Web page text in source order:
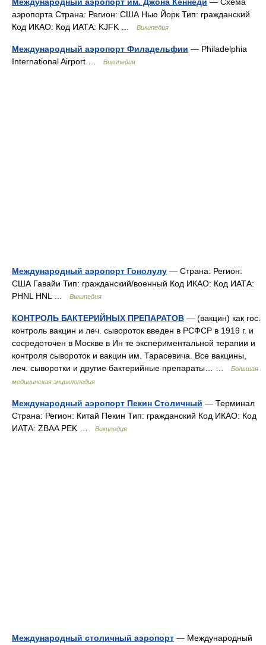
аэропорта Страна: Регион: США Нью Йорк Тип: гражданский
Код ИКАО: Код ИАТА: KJFK …
Википедия
Международный аэропорт Филадельфии — Philadelphia
International Airport …
Википедия
Международный аэропорт Гонолулу — Страна: Регион:
США Гавайи Тип: гражданский/военный Код ИКАО: Код ИАТА:
PHNL HNL …
Википедия
КОНТРОЛЬ БАКТЕРИЙНЫХ ПРЕПАРАТОВ — (вакцин) как гос.
контроль вакцин и леч. сывороток введен в РСФСР в 1919 г. и
сосредоточен в Москве в Ин те экспериментальной терапии и
контроля сывороток и вакцин им. Тарасевича. Все вакцины,
леч. сыворотки и другие бактерийные препараты… …
Большая
медицинская энциклопедия
Международный аэропорт Пекин Столичный — Терминал
Страна: Регион: Китай Пекин Тип: гражданский Код ИКАО: Код
ИАТА: ZBAA PEK …
Википедия
Международный столичный аэропорт — Международный